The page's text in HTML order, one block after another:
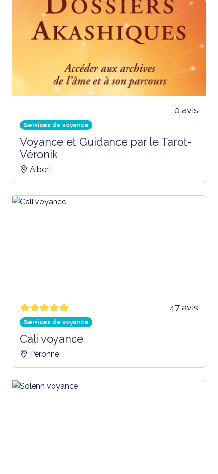
0 avis
Services de voyance
Voyance et Guidance par le Tarot-
Véronik
Albert
47 avis
Services de voyance
Cali voyance
Péronne